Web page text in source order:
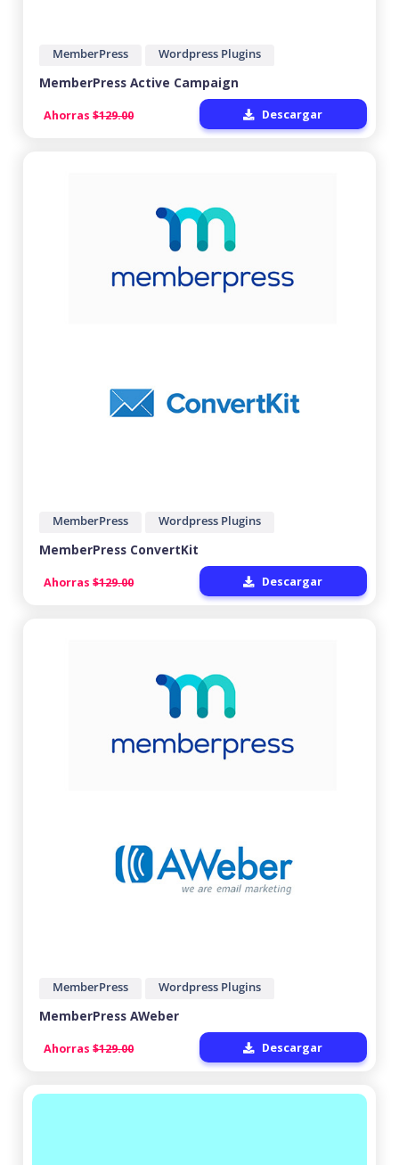
MemberPress Wordpress Plugins
MemberPress Active Campaign
Ahorras$129.00 Descargar
MemberPress Wordpress Plugins
MemberPress ConvertKit
Ahorras$129.00 Descargar
MemberPress Wordpress Plugins
MemberPress AWeber
Ahorras$129.00 Descargar